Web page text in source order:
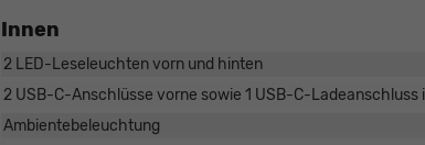
Innen
2 LED-Leseleuchten vorn und hinten
2 USB-C-Anschlüsse vorne sowie 1 USB-C-Ladeanschluss
Ambientebeleuchtung